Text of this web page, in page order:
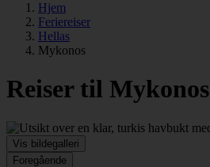
Hjem
Feriereiser
Hellas
Mykonos
Reiser til Mykonos
Vis bildegalleri
Foregående